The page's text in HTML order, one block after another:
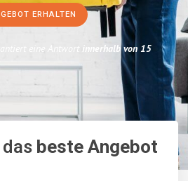
ERHALTEN
eine Antwort innerhalb von 15
beste Angebot